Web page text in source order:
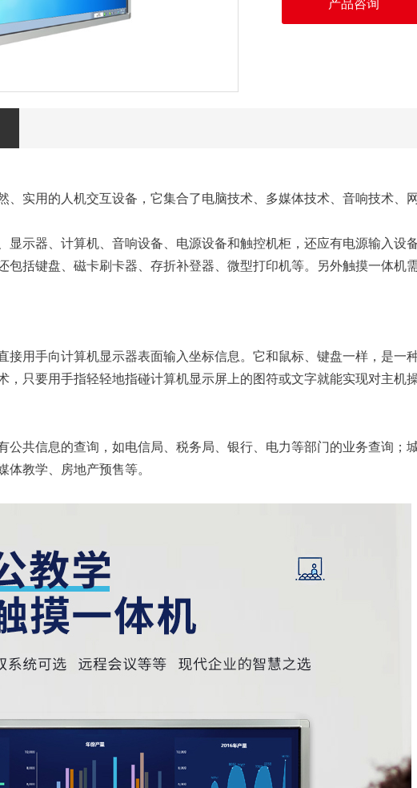
产品咨询
、实用的人机交互设备，它集合了电脑技术、多媒体技术、音响技术
显示器、计算机、音响设备、电源设备和触控机柜，还应有电源输入
包括键盘、磁卡刷卡器、存折补登器、微型打印机等。另外触摸一体
接用手向计算机显示器表面输入坐标信息。它和鼠标、键盘一样，是
，只要用手指轻轻地指碰计算机显示屏上的图符或文字就能实现对主机
公共信息的查询，如电信局、税务局、银行、电力等部门的业务查询
教学、房地产预售等。